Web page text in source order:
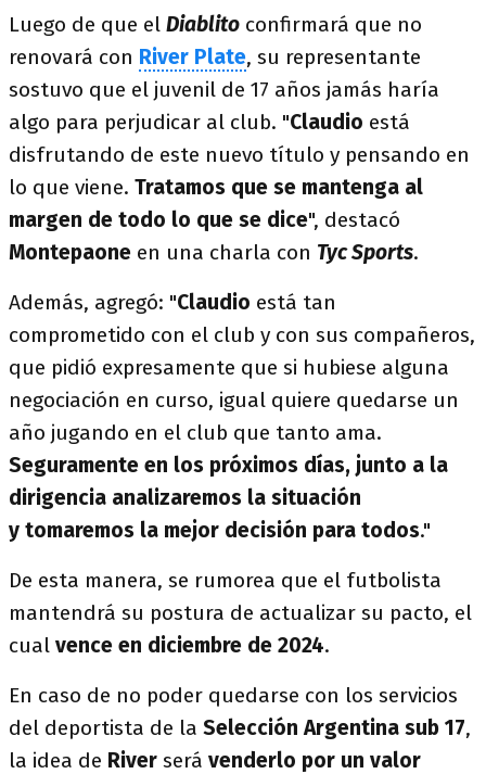
Luego de que el Diablito confirmará que no
renovará con River Plate, su representante
sostuvo que el juvenil de 17 años jamás haría
algo para perjudicar al club. "Claudio está
disfrutando de este nuevo título y pensando en
lo que viene. Tratamos que se mantenga al
margen de todo lo que se dice", destacó
Montepaone en una charla con Tyc Sports.
Además, agregó: "Claudio está tan
comprometido con el club y con sus compañeros,
que pidió expresamente que si hubiese alguna
negociación en curso, igual quiere quedarse un
año jugando en el club que tanto ama.
Seguramente en los próximos días, junto a la
dirigencia analizaremos la situación
y tomaremos la mejor decisión para todos."
De esta manera, se rumorea que el futbolista
mantendrá su postura de actualizar su pacto, el
cual vence en diciembre de 2024.
En caso de no poder quedarse con los servicios
del deportista de la Selección Argentina sub 17,
la idea de River será venderlo por un valor